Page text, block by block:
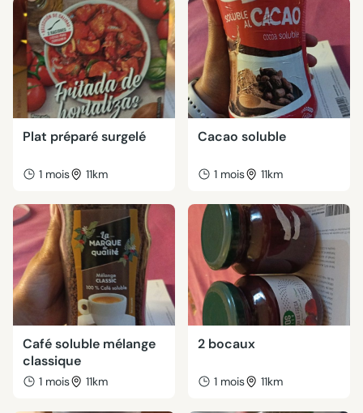
Plat préparé surgelé
1 mois 11km
Cacao soluble
1 mois 11km
Café soluble mélange
classique
1 mois 11km
2 bocaux
1 mois 11km